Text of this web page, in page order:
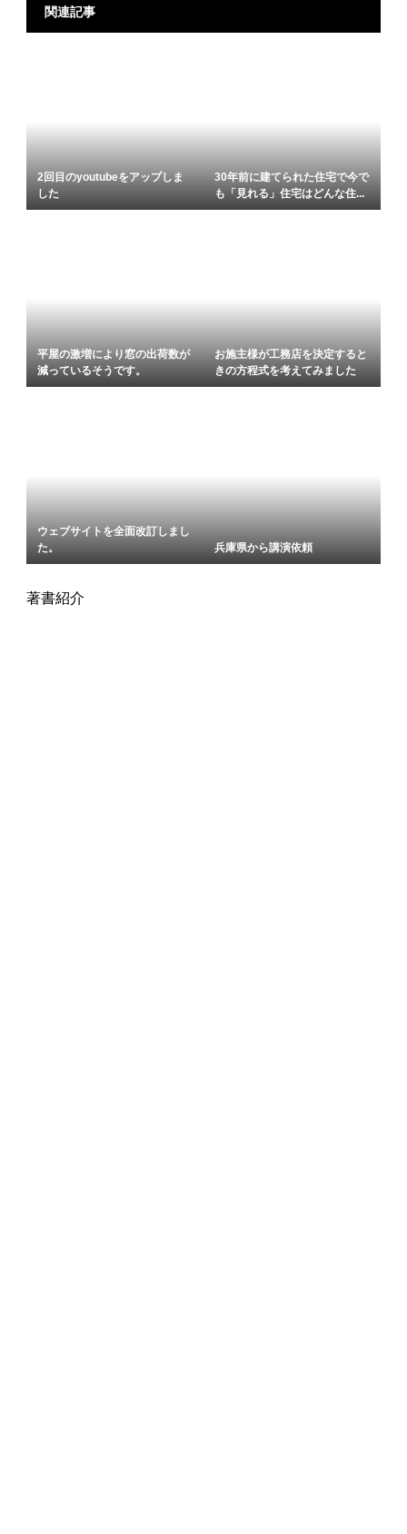
関連記事
2回目のyoutubeをアップしま
した
30年前に建てられた住宅で今で
も「見れる」住宅はどんな住...
平屋の激増により窓の出荷数が
減っているそうです。
お施主様が工務店を決定すると
きの方程式を考えてみました
ウェブサイトを全面改訂しまし
た。
兵庫県から講演依頼
著書紹介